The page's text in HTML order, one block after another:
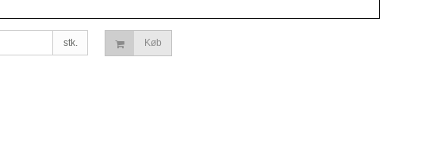
stk. Køb